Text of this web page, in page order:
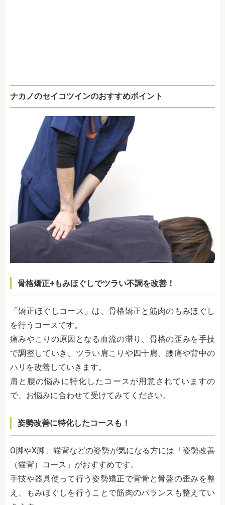
ナカノのセイコツインのおすすめポイント
骨格矯正+もみほぐしでツラい不調を改善！
「矯正ほぐしコース」は、骨格矯正と筋肉のもみほぐし
を行うコースです。
痛みやこりの原因となる血流の滞り、骨格の歪みを手技
で調整していき、ツラい肩こりや四十肩、腰痛や背中の
ハリを改善していきます。
肩と腰の悩みに特化したコースが用意されていますの
で、お悩みに合わせて受けてみてください。
姿勢改善に特化したコースも！
O脚やX脚、猫背などの姿勢が気になる方には「姿勢改善
（猫背）コース」がおすすめです。
手技や器具使って行う姿勢矯正で背骨と骨盤の歪みを整
え、もみほぐしを行うことで筋肉のバランスも整えてい